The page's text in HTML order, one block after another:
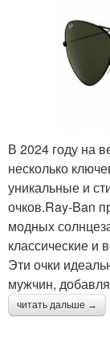
Очки для
Очки с
В 2024 году на
несколько
уникальные и
очков.Ray-Ban
модных
классические и
Эти очки
мужчин,
читать дальше →